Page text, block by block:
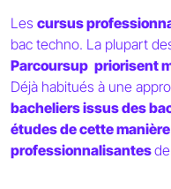
Les cursus
bac techno. La plupart
Parcoursup priorisent
Déjà habitués à une
bacheliers issus des
études de cette
professionnalisantes